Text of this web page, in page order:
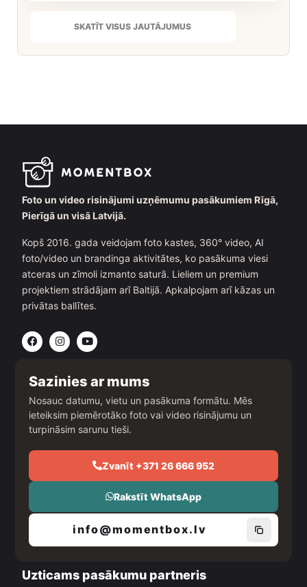
SKATĪT VISUS JAUTĀJUMUS
Foto un video risinājumi uzņēmumu pasākumiem Rīgā,
Pierīgā un visā Latvijā.
Kopš 2016. gada veidojam foto kastes, 360° video, AI
foto/video un brandinga aktivitātes, ko pasākuma viesi
atceras un zīmoli izmanto saturā. Lieliem un premium
projektiem strādājam arī Baltijā. Apkalpojam arī kāzas un
privātas ballītes.
F
a
c
b
o
o
k
I
n
s
a
g
r
a
m
Y
o
u
u
b
e
Sazinies ar mums
Nosauc datumu, vietu un pasākuma formātu. Mēs
ieteiksim piemērotāko foto vai video risinājumu un
turpināsim sarunu tieši.
Zvanīt +371 26 666 952
Rakstīt WhatsApp
info@momentbox.lv
Uzticams pasākumu partneris